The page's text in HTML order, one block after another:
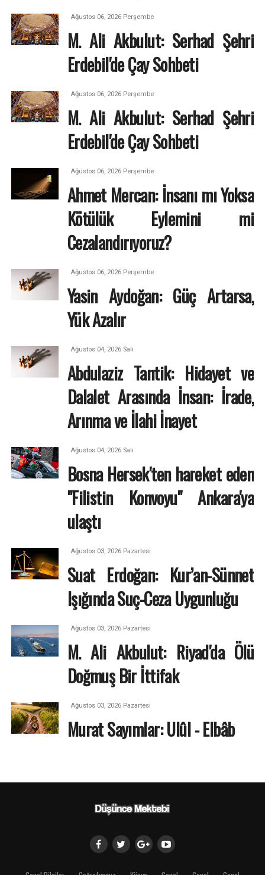
Ağustos 06, 2026 Perşembe
M. Ali Akbulut: Serhad Şehri
Erdebil'de Çay Sohbeti
Ağustos 06, 2026 Perşembe
M. Ali Akbulut: Serhad Şehri
Erdebil'de Çay Sohbeti
Ağustos 06, 2026 Perşembe
Ahmet Mercan: İnsanı mı Yoksa
Kötülük Eylemini mi
Cezalandırıyoruz?
Ağustos 06, 2026 Perşembe
Yasin Aydoğan: Güç Artarsa,
Yük Azalır
Ağustos 04, 2026 Salı
Abdulaziz Tantik: Hidayet ve
Dalalet Arasında İnsan: İrade,
Arınma ve İlahi İnayet
Ağustos 04, 2026 Salı
Bosna Hersek'ten hareket eden
"Filistin Konvoyu" Ankara'ya
ulaştı
Ağustos 03, 2026 Pazartesi
Suat Erdoğan: Kur’an-Sünnet
Işığında Suç-Ceza Uygunluğu
Ağustos 03, 2026 Pazartesi
M. Ali Akbulut: Riyad'da Ölü
Doğmuş Bir İttifak
Ağustos 03, 2026 Pazartesi
Murat Sayımlar: Ulûl - Elbâb